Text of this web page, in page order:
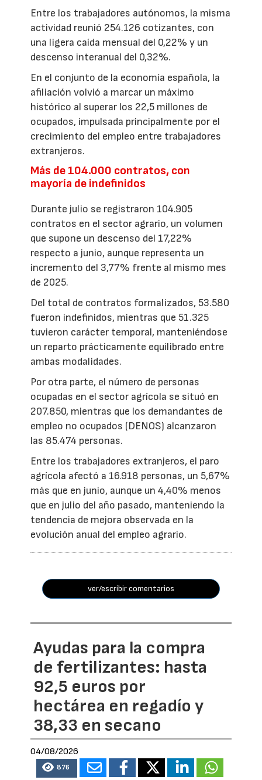
Entre los trabajadores autónomos, la misma
actividad reunió 254.126 cotizantes, con
una ligera caída mensual del 0,22% y un
descenso interanual del 0,32%.
En el conjunto de la economía española, la
afiliación volvió a marcar un máximo
histórico al superar los 22,5 millones de
ocupados, impulsada principalmente por el
crecimiento del empleo entre trabajadores
extranjeros.
Más de 104.000 contratos, con
mayoría de indefinidos
Durante julio se registraron 104.905
contratos en el sector agrario, un volumen
que supone un descenso del 17,22%
respecto a junio, aunque representa un
incremento del 3,77% frente al mismo mes
de 2025.
Del total de contratos formalizados, 53.580
fueron indefinidos, mientras que 51.325
tuvieron carácter temporal, manteniéndose
un reparto prácticamente equilibrado entre
ambas modalidades.
Por otra parte, el número de personas
ocupadas en el sector agrícola se situó en
207.850, mientras que los demandantes de
empleo no ocupados (DENOS) alcanzaron
las 85.474 personas.
Entre los trabajadores extranjeros, el paro
agrícola afectó a 16.918 personas, un 5,67%
más que en junio, aunque un 4,40% menos
que en julio del año pasado, manteniendo la
tendencia de mejora observada en la
evolución anual del empleo agrario.
ver/escribir comentarios
Ayudas para la compra
de fertilizantes: hasta
92,5 euros por
hectárea en regadío y
38,33 en secano
04/08/2026
876